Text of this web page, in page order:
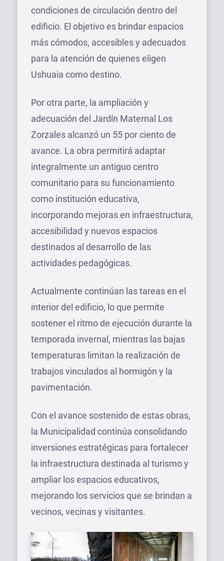
condiciones de circulación dentro del
edificio. El objetivo es brindar espacios
más cómodos, accesibles y adecuados
para la atención de quienes eligen
Ushuaia como destino.
Por otra parte, la ampliación y
adecuación del Jardín Maternal Los
Zorzales alcanzó un 55 por ciento de
avance. La obra permitirá adaptar
integralmente un antiguo centro
comunitario para su funcionamiento
como institución educativa,
incorporando mejoras en infraestructura,
accesibilidad y nuevos espacios
destinados al desarrollo de las
actividades pedagógicas.
Actualmente continúan las tareas en el
interior del edificio, lo que permite
sostener el ritmo de ejecución durante la
temporada invernal, mientras las bajas
temperaturas limitan la realización de
trabajos vinculados al hormigón y la
pavimentación.
Con el avance sostenido de estas obras,
la Municipalidad continúa consolidando
inversiones estratégicas para fortalecer
la infraestructura destinada al turismo y
ampliar los espacios educativos,
mejorando los servicios que se brindan a
vecinos, vecinas y visitantes.